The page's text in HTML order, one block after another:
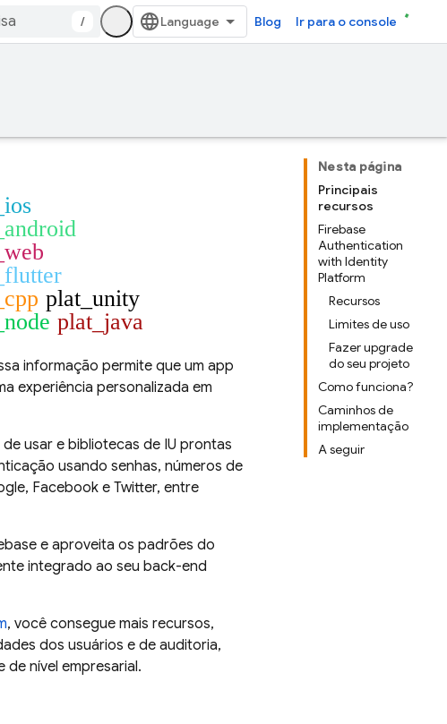
/ Blog Ir para o console
Nesta página
Principais
recursos
Firebase
Authentication
with Identity
Platform
Recursos
Limites de uso
Fazer upgrade
do seu projeto
Como funciona?
Caminhos de
implementação
A seguir
plat_unity
plat_java
informação permite que um app
experiência personalizada em
usar e bibliotecas de IU prontas
usando senhas, números de
Facebook e Twitter, entre
e aproveita os padrões do
integrado ao seu back-end
, você consegue mais recursos,
dos usuários e de auditoria,
nível empresarial.